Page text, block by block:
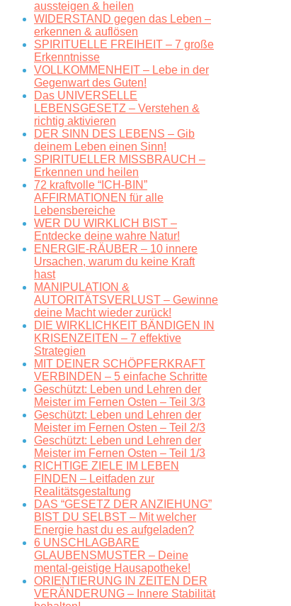
aussteigen & heilen
WIDERSTAND gegen das Leben –
erkennen & auflösen
SPIRITUELLE FREIHEIT – 7 große
Erkenntnisse
VOLLKOMMENHEIT – Lebe in der
Gegenwart des Guten!
Das UNIVERSELLE
LEBENSGESETZ – Verstehen &
richtig aktivieren
DER SINN DES LEBENS – Gib
deinem Leben einen Sinn!
SPIRITUELLER MISSBRAUCH –
Erkennen und heilen
72 kraftvolle “ICH-BIN”
AFFIRMATIONEN für alle
Lebensbereiche
WER DU WIRKLICH BIST –
Entdecke deine wahre Natur!
ENERGIE-RÄUBER – 10 innere
Ursachen, warum du keine Kraft
hast
MANIPULATION &
AUTORITÄTSVERLUST – Gewinne
deine Macht wieder zurück!
DIE WIRKLICHKEIT BÄNDIGEN IN
KRISENZEITEN – 7 effektive
Strategien
MIT DEINER SCHÖPFERKRAFT
VERBINDEN – 5 einfache Schritte
Geschützt: Leben und Lehren der
Meister im Fernen Osten – Teil 3/3
Geschützt: Leben und Lehren der
Meister im Fernen Osten – Teil 2/3
Geschützt: Leben und Lehren der
Meister im Fernen Osten – Teil 1/3
RICHTIGE ZIELE IM LEBEN
FINDEN – Leitfaden zur
Realitätsgestaltung
DAS “GESETZ DER ANZIEHUNG”
BIST DU SELBST – Mit welcher
Energie hast du es aufgeladen?
6 UNSCHLAGBARE
GLAUBENSMUSTER – Deine
mental-geistige Hausapotheke!
ORIENTIERUNG IN ZEITEN DER
VERÄNDERUNG – Innere Stabilität